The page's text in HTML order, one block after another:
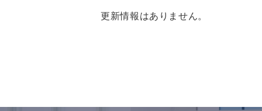
更新情報はありません。